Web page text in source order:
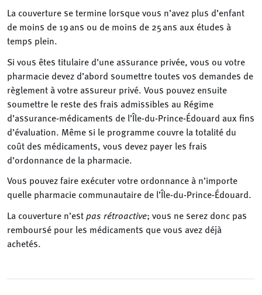
La couverture se termine lorsque vous n’avez plus d’enfant
de moins de 19 ans ou de moins de 25 ans aux études à
temps plein.
Si vous êtes titulaire d’une assurance privée, vous ou votre
pharmacie devez d’abord soumettre toutes vos demandes de
règlement à votre assureur privé. Vous pouvez ensuite
soumettre le reste des frais admissibles au Régime
d’assurance-médicaments de l’Île-du-Prince-Édouard aux fins
d’évaluation. Même si le programme couvre la totalité du
coût des médicaments, vous devez payer les frais
d’ordonnance de la pharmacie.
Vous pouvez faire exécuter votre ordonnance à n’importe
quelle pharmacie communautaire de l’Île-du-Prince-Édouard.
La couverture n’est pas rétroactive; vous ne serez donc pas
remboursé pour les médicaments que vous avez déjà
achetés.